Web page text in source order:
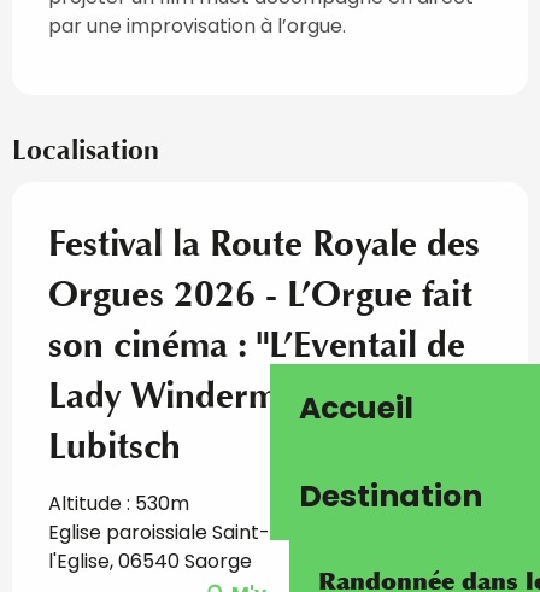
Accueil
Destination
Randonnée dans
par une improvisation à l’orgue.
Localisation
Festival la Route Royale des
Orgues 2026 - L’Orgue fait
son cinéma : "L’Eventail de
Lady Windermere" de Ernst
Lubitsch
Altitude : 530m
Eglise paroissiale Saint-Sauveur, Place de
l'Eglise, 06540 Saorge